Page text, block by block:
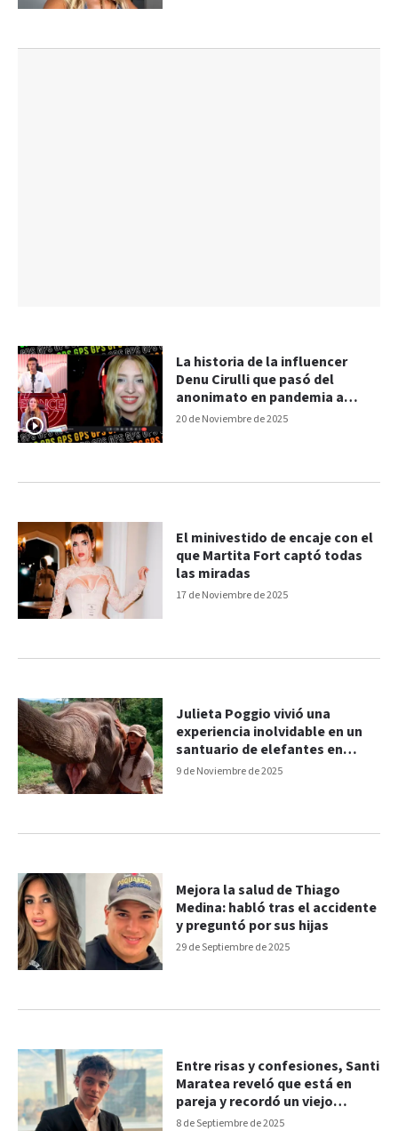
20 de Noviembre de 2025
La historia de la influencer
Denu Cirulli que pasó del
anonimato en pandemia a
liderar TikTok
17 de Noviembre de 2025
El minivestido de encaje con el
que Martita Fort captó todas
las miradas
9 de Noviembre de 2025
Julieta Poggio vivió una
experiencia inolvidable en un
santuario de elefantes en
Tailandia
29 de Septiembre de 2025
Mejora la salud de Thiago
Medina: habló tras el accidente
y preguntó por sus hijas
8 de Septiembre de 2025
Entre risas y confesiones, Santi
Maratea reveló que está en
pareja y recordó un viejo
romance